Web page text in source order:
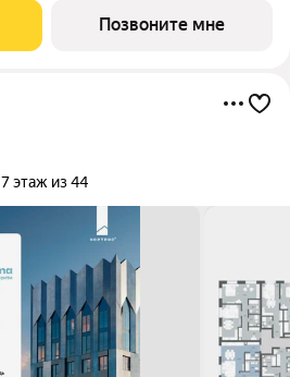
без удорожания, ставка 4% -
Позвоните мне
7 этаж из 44